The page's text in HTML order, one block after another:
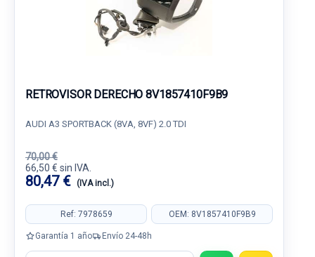
RETROVISOR DERECHO 8V1857410F9B9
AUDI A3 SPORTBACK (8VA, 8VF) 2.0 TDI
70,00 €
66,50 € sin IVA.
80,47 € (IVA incl.)
Ref: 7978659 OEM: 8V1857410F9B9
Garantía 1 año Envío 24-48h